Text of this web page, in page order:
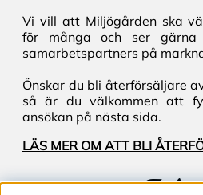
Vi vill att Miljögården ska
för många och ser gärna
samarbetspartners på
Önskar du bli återförsäljare
så är du välkommen att
ansökan på nästa sida.
LÄS MER OM ATT BLI